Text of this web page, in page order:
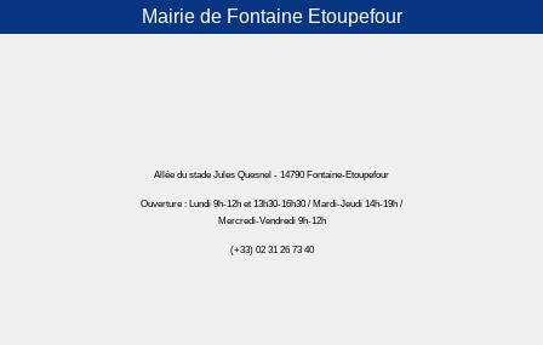
Mairie de Fontaine Etoupefour
Allée du stade Jules Quesnel - 14790 Fontaine-Etoupefour
Ouverture : Lundi 9h-12h et 13h30-16h30 / Mardi-Jeudi 14h-19h /
Mercredi-Vendredi 9h-12h
(+33) 02 31 26 73 40